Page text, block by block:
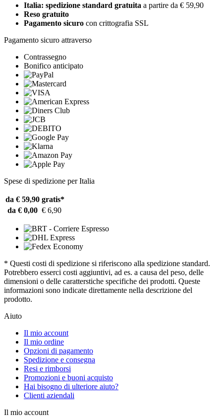
Italia: spedizione standard gratuita a partire da € 59,90
Reso gratuito
Pagamento sicuro con crittografia SSL
Pagamento sicuro attraverso
Contrassegno
Bonifico anticipato
Spese di spedizione per Italia
da € 59,90 gratis*
da € 0,00 € 6,90
* Questi costi di spedizione si riferiscono alla spedizione standard.
Potrebbero esserci costi aggiuntivi, ad es. a causa del peso, delle
dimensioni o delle caratterstiche specifiche dei prodotti. Queste
informazioni sono indicate direttamente nella descrizione del
prodotto.
Aiuto
Il mio account
Il mio ordine
Opzioni di pagamento
Spedizione e consegna
Resi e rimborsi
Promozioni e buoni acquisto
Hai bisogno di ulteriore aiuto?
Clienti aziendali
Il mio account